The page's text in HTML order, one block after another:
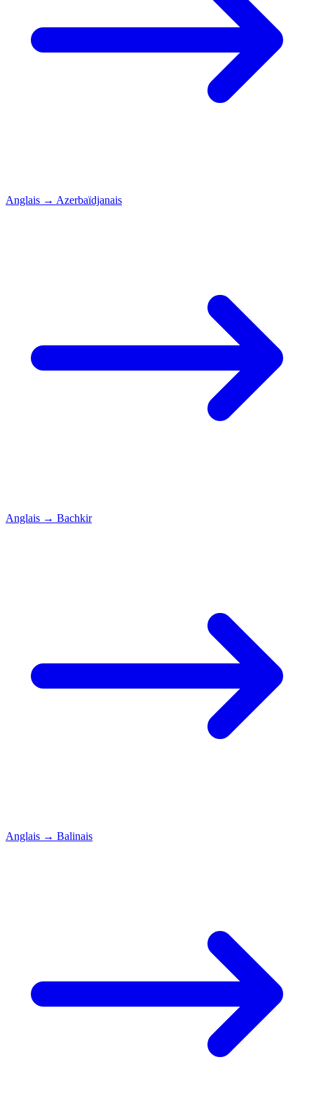
Anglais → Azerbaïdjanais
Anglais → Bachkir
Anglais → Balinais